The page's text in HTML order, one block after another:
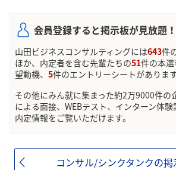
会員登録すると掲示板が見放題！
山田ビジネスコンサルティングには643件
ほか、内定者を含む先輩たちの51件の本選
望動機、 5件のエントリーシートがあります
その他にみん就に集まった約2万9000件の
による面接、WEBテスト、インターン体
内定情報をご覧いただけます。
コンサル/シンクタンクの